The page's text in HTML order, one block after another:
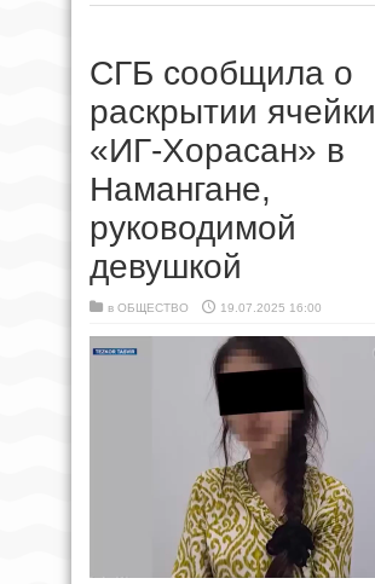
СГБ сообщила о
раскрытии ячейки
«ИГ-Хорасан» в
Намангане,
руководимой
девушкой
в ОБЩЕСТВО 19.07.2025 16:00